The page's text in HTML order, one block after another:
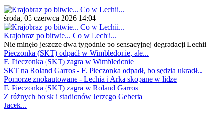
środa, 03 czerwca 2026 14:04
Krajobraz po bitwie... Co w Lechii...
Nie minęło jeszcze dwa tygodnie po sensacyjnej degradacji Lechii
Pieczonka (SKT) odpadł w Wimbledonie, ale...
F. Pieczonka (SKT) zagra w Wimbledonie
SKT na Roland Garros - F. Pieczonka odpadł, bo sędzia ukradł...
Pomorze znokautowane - Lechia i Arka skopane w lidze
F. Pieczonka (SKT) zagra w Roland Garros
Z różnych boisk i stadionów Jerzego Geberta
Jacek...